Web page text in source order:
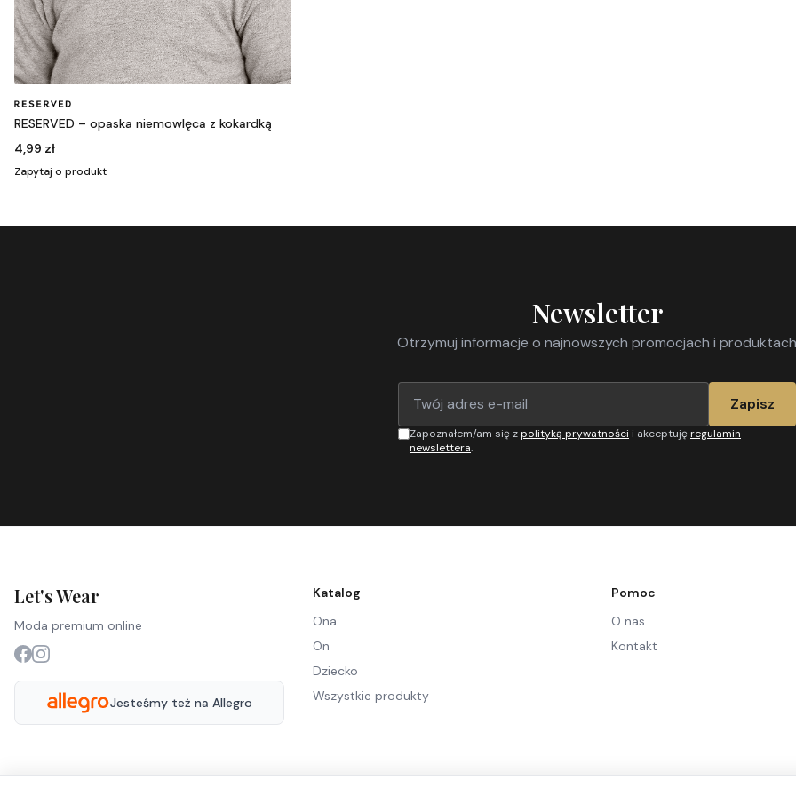
RESERVED – opaska niemowlęca z kokardką
4,99 zł
Zapytaj o produkt
Newsletter
Otrzymuj informacje o najnowszych promocjach i produktach
Zapisz
Zapoznałem/am się zpolityką prywatności i akceptujęregulamin
newslettera.
Let's Wear
Moda premium online
Jesteśmy też na Allegro
Katalog
Ona
On
Dziecko
Wszystkie produkty
Pomoc
O nas
Kontakt